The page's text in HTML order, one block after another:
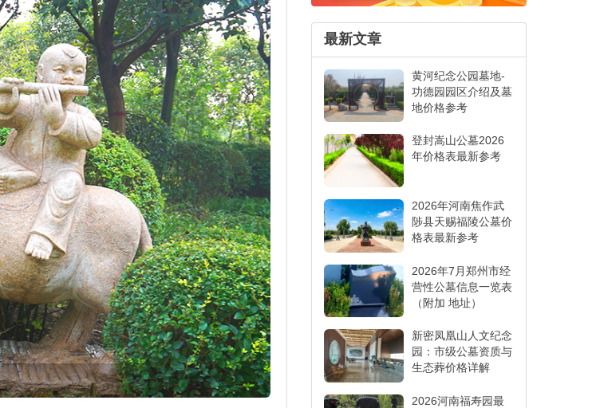
最新文章
黄河纪念公园墓地-
功德园园区介绍及墓
地价格参考
登封嵩山公墓2026
年价格表最新参考
2026年河南焦作武
陟县天赐福陵公墓价
格表最新参考
2026年7月郑州市经
营性公墓信息一览表
（附加 地址）
新密凤凰山人文纪念
园：市级公墓资质与
生态葬价格详解
2026河南福寿园最